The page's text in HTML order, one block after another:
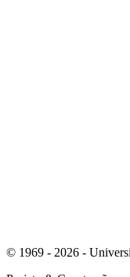
© 1969 - 2026 -